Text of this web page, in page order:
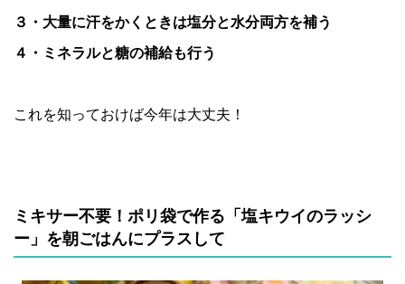
３・大量に汗をかくときは塩分と水分両方を補う
４・ミネラルと糖の補給も行う
これを知っておけば今年は大丈夫！
ミキサー不要！ポリ袋で作る「塩キウイのラッシ
ー」を朝ごはんにプラスして